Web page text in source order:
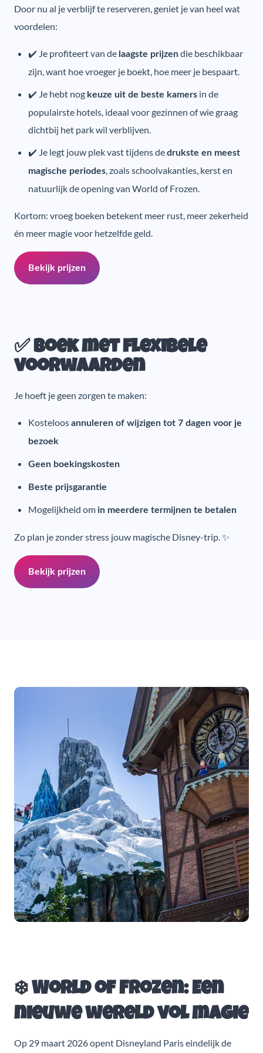
Door nu al je verblijf te reserveren, geniet je van heel wat
voordelen:
✔️ Je profiteert van de laagste prijzendie beschikbaar
zijn, want hoe vroeger je boekt, hoe meer je bespaart.
✔️ Je hebt nog keuze uit de beste kamers in de
populairste hotels, ideaal voor gezinnen of wie graag
dichtbij het park wil verblijven.
✔️ Je legt jouw plek vast tijdens dedrukste en meest
magische periodes, zoals schoolvakanties, kerst en
natuurlijk de opening van World of Frozen.
Kortom: vroeg boeken betekent meer rust, meer zekerheid
én meer magie voor hetzelfde geld.
Bekijk prijzen
✅ Boek met flexibele
voorwaarden
Je hoeft je geen zorgen te maken:
Kosteloosannuleren of wijzigen tot 7 dagen voor je
bezoek
Geen boekingskosten
Beste prijsgarantie
Mogelijkheid om in meerdere termijnen te betalen
Zo plan je zonder stress jouw magische Disney-trip. ✨
Bekijk prijzen
❄️ World of Frozen: Een
nieuwe wereld vol magie
Op 29 maart 2026 opent Disneyland Paris eindelijk de